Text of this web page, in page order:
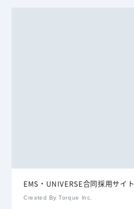
EMS・UNIVERSE合同採用サイト
Created By Torque Inc.